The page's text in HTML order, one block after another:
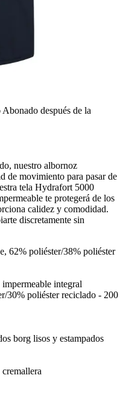
Abonado después de la
nuestro albornoz
de movimiento para pasar de
tela Hydrafort 5000
te protegerá de los
calidez y comodidad.
discretamente sin
62% poliéster/38% poliéster
integral
30% poliéster reciclado - 200
borg lisos y estampados